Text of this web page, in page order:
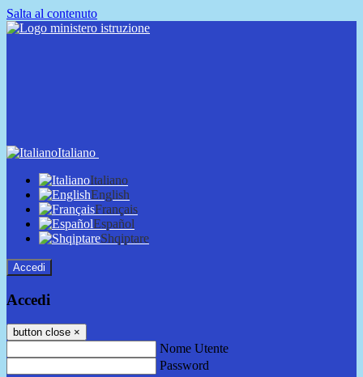
Salta al contenuto
Italiano
Italiano
English
Français
Español
Shqiptare
Accedi
Accedi
button close ×
Nome Utente
Password